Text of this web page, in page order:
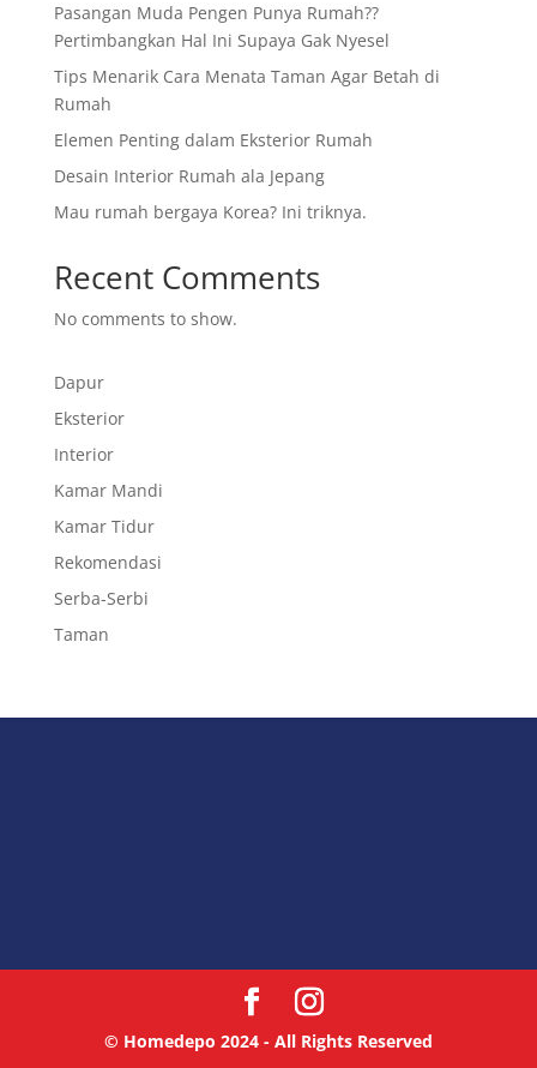
Pasangan Muda Pengen Punya Rumah??
Pertimbangkan Hal Ini Supaya Gak Nyesel
Tips Menarik Cara Menata Taman Agar Betah di
Rumah
Elemen Penting dalam Eksterior Rumah
Desain Interior Rumah ala Jepang
Mau rumah bergaya Korea? Ini triknya.
Recent Comments
No comments to show.
Dapur
Eksterior
Interior
Kamar Mandi
Kamar Tidur
Rekomendasi
Serba-Serbi
Taman
© Homedepo 2024 - All Rights Reserved